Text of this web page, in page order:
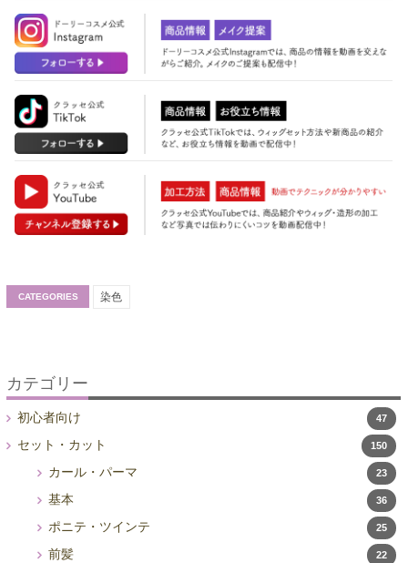
CATEGORIES 染色
カテゴリー
初心者向け 47
セット・カット 150
カール・パーマ 23
基本 36
ポニテ・ツインテ 25
前髪 22